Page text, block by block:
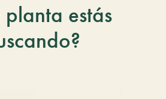
planta estás